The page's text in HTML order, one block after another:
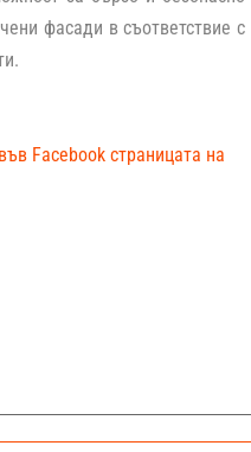
фасади в съответствие с
Facebook страницата на